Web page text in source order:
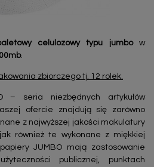
celulozowy typu jumbo w
.
zbiorczego tj. 12 rolek.
– seria niezbędnych artykułów
ofercie znajdują się zarówno
z najwyższej jakości makulatury
również te wykonane z miękkiej
JUMBO mają zastosowanie
publicznej, punktach